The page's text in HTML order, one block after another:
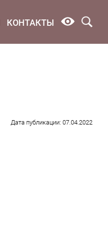
КОНТАКТЫ
Дата публикации: 07.04.2022